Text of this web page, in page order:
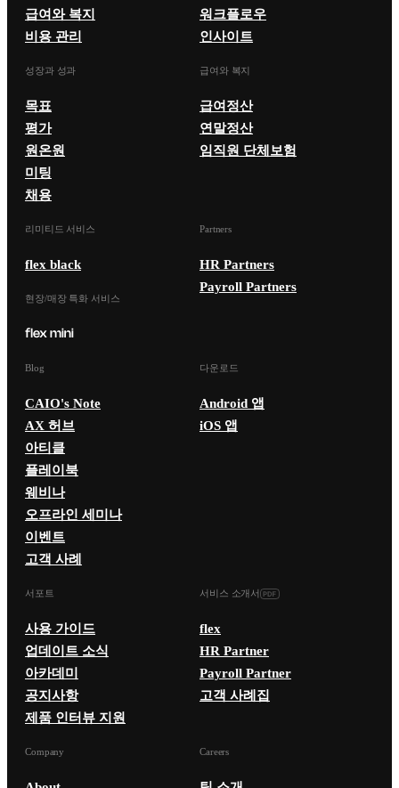
급여와 복지
비용 관리
워크플로우
인사이트
성장과 성과
목표
평가
원온원
미팅
채용
급여와 복지
급여정산
연말정산
임직원 단체보험
리미티드 서비스
flex black
현장/매장 특화 서비스
Partners
HR Partners
Payroll Partners
Blog
CAIO's Note
AX 허브
아티클
플레이북
웨비나
오프라인 세미나
이벤트
고객 사례
다운로드
Android 앱
iOS 앱
서포트
사용 가이드
업데이트 소식
아카데미
공지사항
제품 인터뷰 지원
서비스 소개서
flex
HR Partner
Payroll Partner
고객 사례집
Company Careers